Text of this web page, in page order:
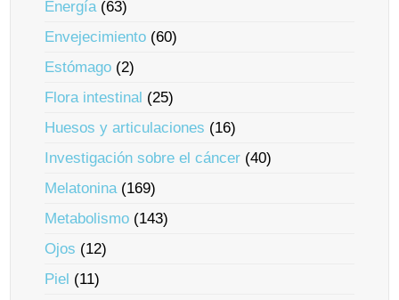
Energía(63)
Envejecimiento (60)
Estómago (2)
Flora intestinal (25)
Huesos y articulaciones (16)
Investigación sobre el cáncer (40)
Melatonina(169)
Metabolismo (143)
Ojos (12)
Piel (11)